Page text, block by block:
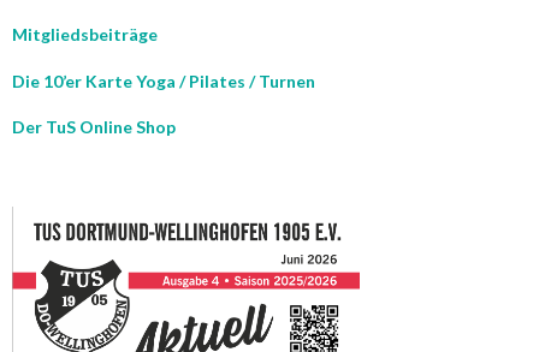
Mitgliedsbeiträge
Die 10’er Karte Yoga / Pilates / Turnen
Der TuS Online Shop